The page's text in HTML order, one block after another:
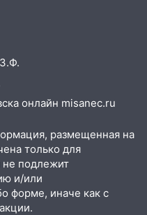
лошадей и
и старение
привычки
позвоночник
гороскоп
«нового»
«Вольво»
онлайн misanec.ru
размещенная на
только для
не подлежит
и/или
форме, иначе как с